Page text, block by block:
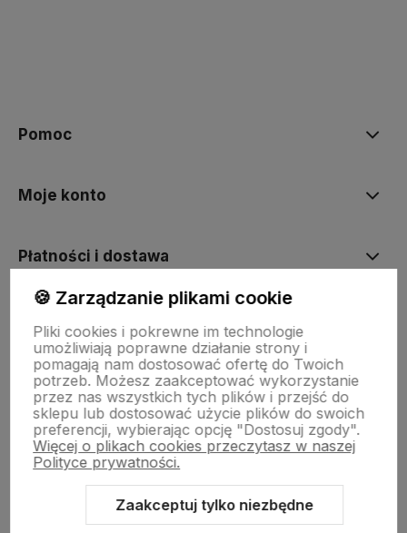
Pomoc
Moje konto
Płatności i dostawa
O nas
Sklep internetowy Shoper.pl Szablon Shoper Modern 3.0™
🍪 Zarządzanie plikami cookie
Pliki cookies i pokrewne im technologie
umożliwiają poprawne działanie strony i
pomagają nam dostosować ofertę do Twoich
potrzeb. Możesz zaakceptować wykorzystanie
przez nas wszystkich tych plików i przejść do
sklepu lub dostosować użycie plików do swoich
preferencji, wybierając opcję "Dostosuj zgody".
Więcej o plikach cookies przeczytasz w naszej
Polityce prywatności.
Zaakceptuj tylko niezbędne